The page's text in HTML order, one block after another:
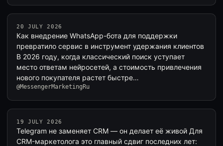
20 JULY 2026
Как внедрение WhatsApp-бота для поддержки
превратило сервис в инструмент удержания клиентов
В 2026 году, когда классический поиск уступает
место ответам нейросетей, а стоимость привлечения
нового покупателя растет быстре…
@MessengerMarketingRu
19 JULY 2026
Telegram не заменяет CRM — он делает её живой Для
CRM-маркетолога это главный сдвиг последних лет: